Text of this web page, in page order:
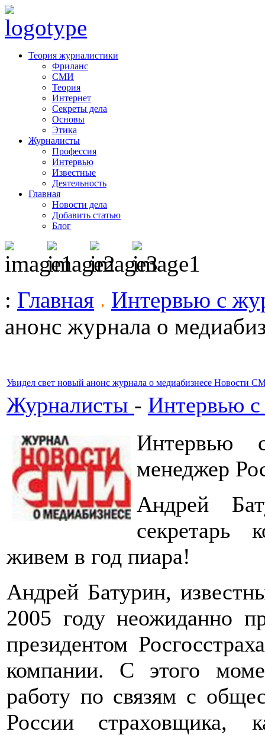
Теория журналистики
Фриланс
СМИ
Теория
Интернет
Секреты дела
Основы
Этика
Журналисты
Профессия
Интервью
Известные
Деятельность
Главная
Новости дела
Добавить статью
Блог
: Главная
Интервью с
анонс журнала о
Увидел свет новый анонс журнала о медиабизнесе Новости
Журналисты - Интервью
Интервью
менеджер
Андрей
живем в год пиара!
Андрей Батурин,
2005 году неожиданно
президентом
компании. С этого
работу по связям с
России страховщика,